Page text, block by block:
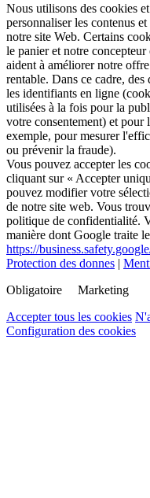
Nous utilisons des cookies
personnaliser les contenus
notre site Web. Certains
le panier et notre
aident à améliorer notre
rentable. Dans ce cadre, des
les identifiants en ligne
utilisées à la fois pour la
votre consentement) et pour
exemple, pour mesurer
ou prévenir la fraude).
Vous pouvez accepter les
cliquant sur « Accepter
pouvez modifier votre
de notre site web. Vous
politique de confidentialité.
manière dont Google traite
https://
Protection des donnes |
Obligatoire
Marketing
Accepter tous les cookies
Configuration des cookies